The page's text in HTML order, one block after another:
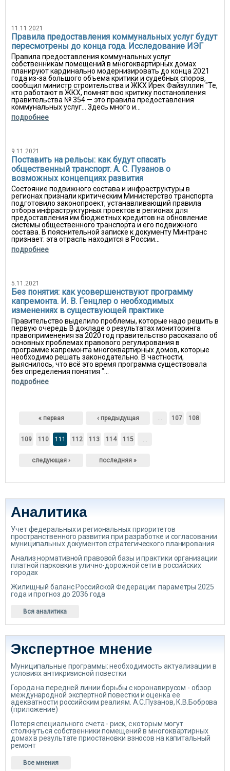
11.11.2021
Правила предоставления коммунальных услуг будут
пересмотрены до конца года. Исследование ИЭГ
Правила предоставления коммунальных услуг
собственникам помещений в многоквартирных домах
планируют кардинально модернизировать до конца 2021
года из-за большого объема критики и судебных споров,
сообщил министр строительства и ЖКХ Ирек Файзуллин "Те,
кто работают в ЖКХ, помнят всю критику постановления
правительства № 354 — это правила предоставления
коммунальных услуг... Здесь много и...
подробнее
9.11.2021
Поставить на рельсы: как будут спасать
общественный транспорт. А. С. Пузанов о
возможных концепциях развития
Состояние подвижного состава и инфраструктуры в
регионах признали критическим Министерство транспорта
подготовило законопроект, устанавливающий правила
отбора инфраструктурных проектов в регионах для
предоставления им бюджетных кредитов на обновление
системы общественного транспорта и его подвижного
состава. В пояснительной записке к документу Минтранс
признает: эта отрасль находится в России...
подробнее
5.11.2021
Без понятия: как усовершенствуют программу
капремонта. И. В. Генцлер о необходимых
изменениях в существующей практике
Правительство выделило проблемы, которые надо решить в
первую очередь В докладе о результатах мониторинга
правоприменения за 2020 год правительство рассказало об
основных проблемах правового регулирования в
программе капремонта многоквартирных домов, которые
необходимо решать законодательно. В частности,
выяснилось, что всё это время программа существовала
без определения понятия "...
подробнее
Страницы
« первая ‹ предыдущая … 107 108
109 110 111 112 113 114 115 …
следующая › последняя »
Аналитика
Учет федеральных и региональных приоритетов
пространственного развития при разработке и согласовании
муниципальных документов стратегического планирования
Анализ нормативной правовой базы и практики организации
платной парковки в улично-дорожной сети в российских
городах
Жилищный баланс Российской Федерации: параметры 2025
года и прогноз до 2036 года
Вся аналитика
Экспертное мнение
Муниципальные программы: необходимость актуализации в
условиях антикризисной повестки
Города на передней линии борьбы с коронавирусом - обзор
международной экспертной повестки и оценка ее
адекватности российским реалиям. А.С.Пузанов, К.В.Боброва
(приложение)
Потеря специального счета - риск, с которым могут
столкнуться собственники помещений в многоквартирных
домах в результате приостановки взносов на капитальный
ремонт
Все мнения